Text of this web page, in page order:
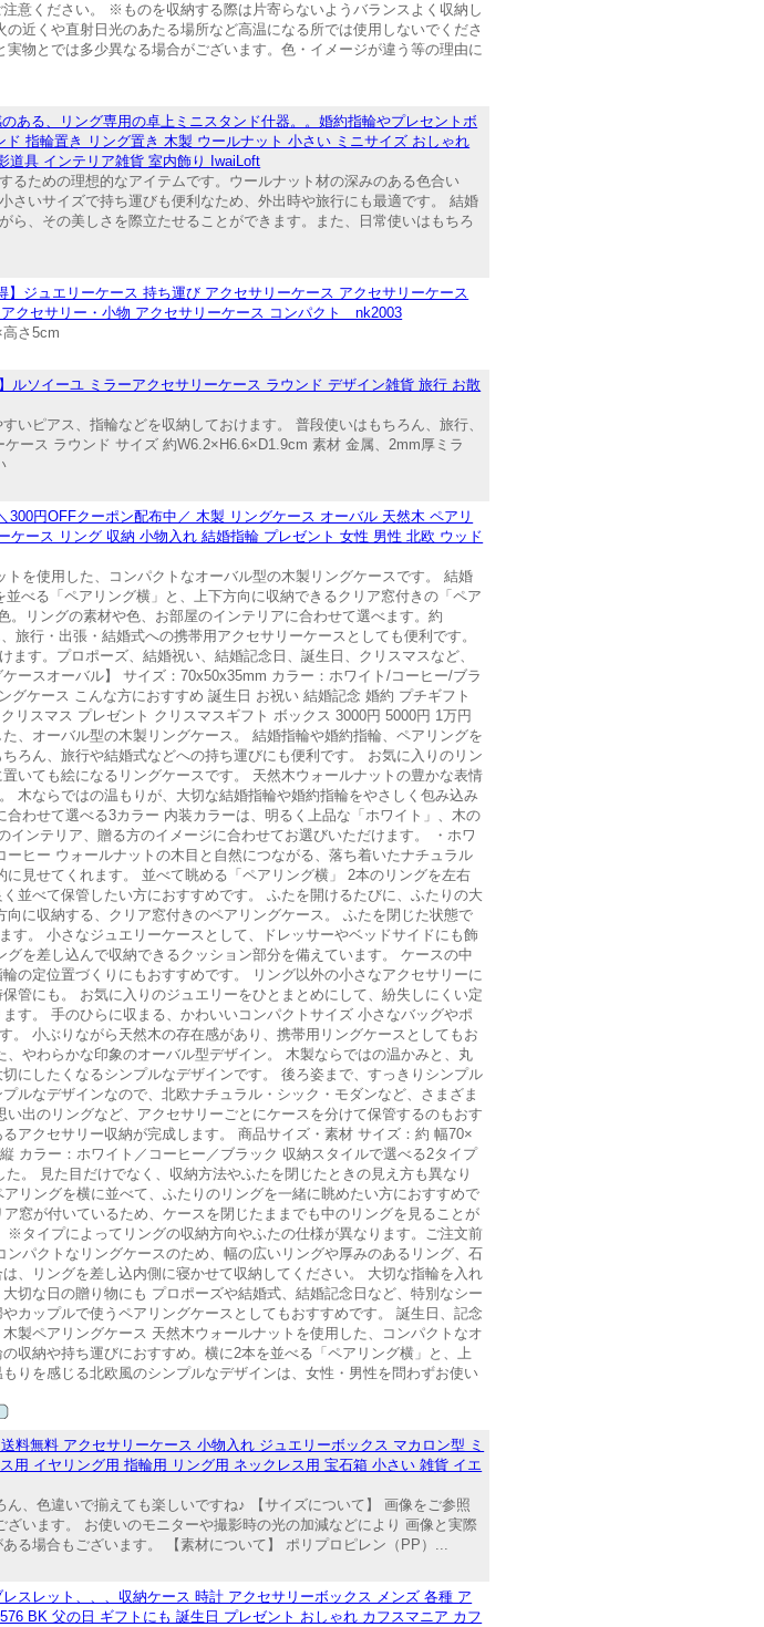
意ください。 ※ものを収納する際は片寄らないようバランスよく収納し
近くや直射日光のあたる場所など高温になる所では使用しないでくださ
物とでは多少異なる場合がございます。色・イメージが違う等の理由に
ある、リング専用の卓上ミニスタンド什器。。婚約指輪やプレセントボ
指輪置き リング置き 木製 ウールナット 小さい ミニサイズ おしゃれ
道具 インテリア雑貨 室内飾り IwaiLoft
るための理想的なアイテムです。ウールナット材の深みのある色合い
さいサイズで持ち運びも便利なため、外出時や旅行にも最適です。 結婚
、その美しさを際立たせることができます。また、日常使いはもちろ
ジュエリーケース 持ち運び アクセサリーケース アクセサリーケース
クセサリー・小物 アクセサリーケース コンパクト nk2003
高さ5cm
ルソイーユ ミラーアクセサリーケース ラウンド デザイン雑貨 旅行 お散
いピアス、指輪などを収納しておけます。 普段使いはもちろん、旅行、
ース ラウンド サイズ 約W6.2×H6.6×D1.9cm 素材 金属、2mm厚ミラ
円OFFクーポン配布中／ 木製 リングケース オーバル 天然木 ペアリ
ース リング 収納 小物入れ 結婚指輪 プレゼント 女性 男性 北欧 ウッド
を使用した、コンパクトなオーバル型の木製リングケースです。 結婚
べる「ペアリング横」と、上下方向に収納できるクリア窓付きの「ペア
リングの素材や色、お部屋のインテリアに合わせて選べます。約
行・出張・結婚式への携帯用アクセサリーケースとしても便利です。
す。プロポーズ、結婚祝い、結婚記念日、誕生日、クリスマスなど、
ースオーバル】 サイズ：70x50x35mm カラー：ホワイト/コーヒー/ブラ
ケース こんな方におすすめ 誕生日 お祝い 結婚記念 婚約 プチギフト
リスマス プレゼント クリスマスギフト ボックス 3000円 5000円 1万円
、オーバル型の木製リングケース。 結婚指輪や婚約指輪、ペアリングを
ろん、旅行や結婚式などへの持ち運びにも便利です。 お気に入りのリン
いても絵になるリングケースです。 天然木ウォールナットの豊かな表情
木ならではの温もりが、大切な結婚指輪や婚約指輪をやさしく包み込み
わせて選べる3カラー 内装カラーは、明るく上品な「ホワイト」、木の
ンテリア、贈る方のイメージに合わせてお選びいただけます。 ・ホワ
ヒー ウォールナットの木目と自然につながる、落ち着いたナチュラル
見せてくれます。 並べて眺める「ペアリング横」 2本のリングを左右
並べて保管したい方におすすめです。 ふたを開けるたびに、ふたりの大
に収納する、クリア窓付きのペアリングケース。 ふたを閉じた状態で
す。 小さなジュエリーケースとして、ドレッサーやベッドサイドにも飾
を差し込んで収納できるクッション部分を備えています。 ケースの中
の定位置づくりにもおすすめです。 リング以外の小さなアクセサリーに
管にも。 お気に入りのジュエリーをひとまとめにして、紛失しにくい定
す。 手のひらに収まる、かわいいコンパクトサイズ 小さなバッグやポ
小ぶりながら天然木の存在感があり、携帯用リングケースとしてもお
やわらかな印象のオーバル型デザイン。 木製ならではの温かみと、丸
にしたくなるシンプルなデザインです。 後ろ姿まで、すっきりシンプル
ルなデザインなので、北欧ナチュラル・シック・モダンなど、さまざま
出のリングなど、アクセサリーごとにケースを分けて保管するのもおす
アクセサリー収納が完成します。 商品サイズ・素材 サイズ：約 幅70×
カラー：ホワイト／コーヒー／ブラック 収納スタイルで選べる2タイプ
。 見た目だけでなく、収納方法やふたを閉じたときの見え方も異なり
リングを横に並べて、ふたりのリングを一緒に眺めたい方におすすめで
窓が付いているため、ケースを閉じたままでも中のリングを見ることが
タイプによってリングの収納方向やふたの仕様が異なります。ご注文前
パクトなリングケースのため、幅の広いリングや厚みのあるリング、石
、リングを差し込内側に寝かせて収納してください。 大切な指輪を入れ
切な日の贈り物にも プロポーズや結婚式、結婚記念日など、特別なシー
カップルで使うペアリングケースとしてもおすすめです。 誕生日、記念
製ペアリングケース 天然木ウォールナットを使用した、コンパクトなオ
収納や持ち運びにおすすめ。横に2本を並べる「ペアリング横」と、上
りを感じる北欧風のシンプルなデザインは、女性・男性を問わずお使い
料無料 アクセサリーケース 小物入れ ジュエリーボックス マカロン型 ミ
用 イヤリング用 指輪用 リング用 ネックレス用 宝石箱 小さい 雑貨 イエ
、色違いで揃えても楽しいですね♪ 【サイズについて】 画像をご参照
います。 お使いのモニターや撮影時の光の加減などにより 画像と実際
る場合もございます。 【素材について】 ポリプロピレン（PP）...
スレット、、、収納ケース 時計 アクセサリーボックス メンズ 各種 ア
BK 父の日 ギフトにも 誕生日 プレゼント おしゃれ カフスマニア カフ